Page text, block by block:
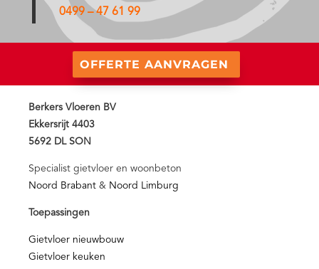
0499 – 47 61 99
OFFERTE AANVRAGEN
Berkers Vloeren BV
Ekkersrijt 4403
5692 DL SON
Specialist gietvloer en woonbeton
Noord Brabant & Noord Limburg
Toepassingen
Gietvloer nieuwbouw
Gietvloer keuken